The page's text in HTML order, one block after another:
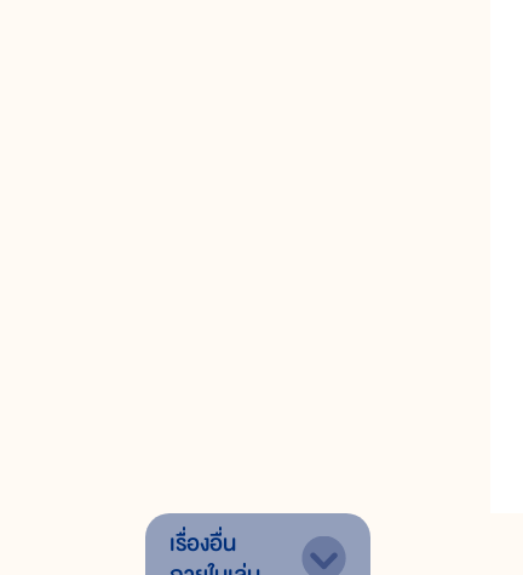
เรื่องอื่น